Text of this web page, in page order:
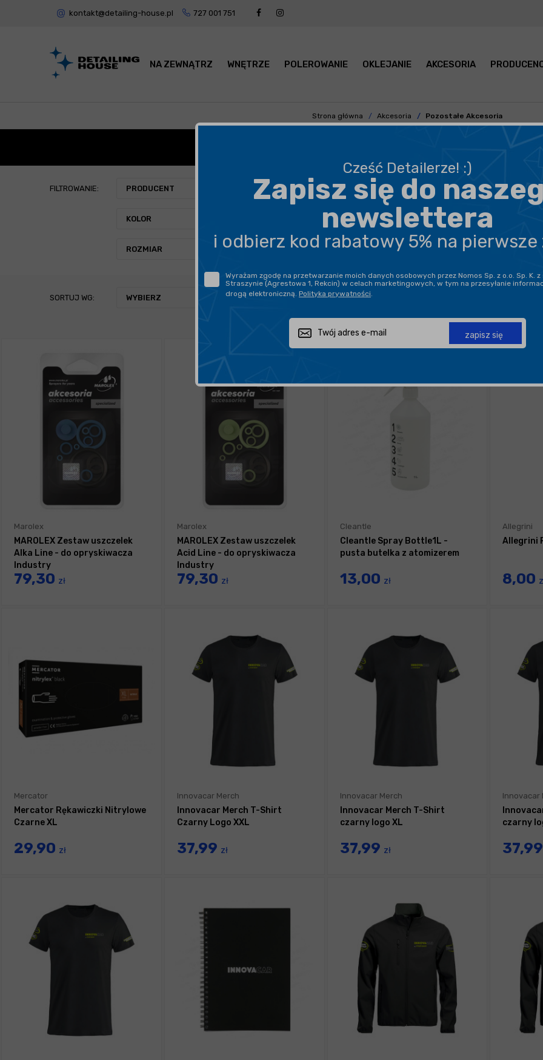
kontakt@detailing-house.pl 727 001 751
NA ZEWNĄTRZ WNĘTRZE POLEROWANIE OKLEJANIE AKCESORIA
Strona główna Akcesoria Pozostałe Akcesoria
AKCESORIA DO AUTO DETAILINGU
FILTROWANIE: PRODUCENT CENA POKAŻ TYLKO
KOLOR POJEMNOŚĆ
ROZMIAR SEZON
SORTUJ WG: WYBIERZ POKAŻ PO:
21
Marolex
MAROLEX Zestaw uszczelek
Alka Line - do opryskiwacza
Industry
79,30 zł
Marolex
MAROLEX Zestaw uszczelek
Acid Line - do opryskiwacza
Industry
79,30 zł
Cleantle
Cleantle Spray Bottle1L -
pusta butelka z atomizerem
13,00 zł
Allegrini
Allegrini
8,00
Mercator
Mercator Rękawiczki Nitrylowe
Czarne XL
29,90 zł
Innovacar Merch
Innovacar Merch T-Shirt
Czarny Logo XXL
37,99 zł
Innovacar Merch
Innovacar Merch T-Shirt
czarny logo XL
37,99 zł
Innovacar
czarny
37,99
Cześć Detailerze! :)
Zapisz się do
newslettera
i odbierz kod rabatowy 5% na pierwsze
Wyrażam zgodę na przetwarzanie moich danych osobowych przez Nomos Sp. z o.o. Sp. K. z
Straszynie (Agrestowa 1, Rekcin) w celach marketingowych, w tym na przesyłanie
drogą elektroniczną. Polityka prywatności
zapisz się